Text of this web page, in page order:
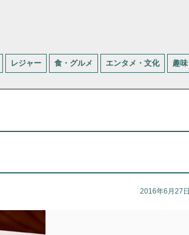
レジャー 食・グルメ エンタメ・文化 趣味
2016年6月27日